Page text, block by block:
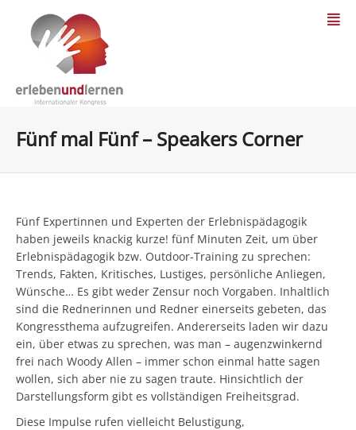
Fünf mal Fünf – Speakers Corner
Fünf Expertinnen und Experten der Erlebnispädagogik
haben jeweils knackig kurze! fünf Minuten Zeit, um über
Erlebnispädagogik bzw. Outdoor-Training zu sprechen:
Trends, Fakten, Kritisches, Lustiges, persönliche Anliegen,
Wünsche… Es gibt weder Zensur noch Vorgaben. Inhaltlich
sind die Rednerinnen und Redner einerseits gebeten, das
Kongressthema aufzugreifen. Andererseits laden wir dazu
ein, über etwas zu sprechen, was man – augenzwinkernd
frei nach Woody Allen – immer schon einmal hatte sagen
wollen, sich aber nie zu sagen traute. Hinsichtlich der
Darstellungsform gibt es vollständigen Freiheitsgrad.
Diese Impulse rufen vielleicht Belustigung,